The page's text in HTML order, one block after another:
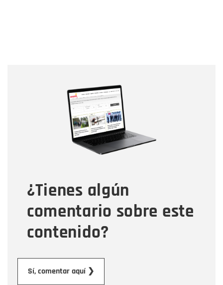
¿Tienes algún
comentario sobre este
contenido?
Sí, comentar aquí ❯
Correo electrónico
Tipo de comentario
Mensaje